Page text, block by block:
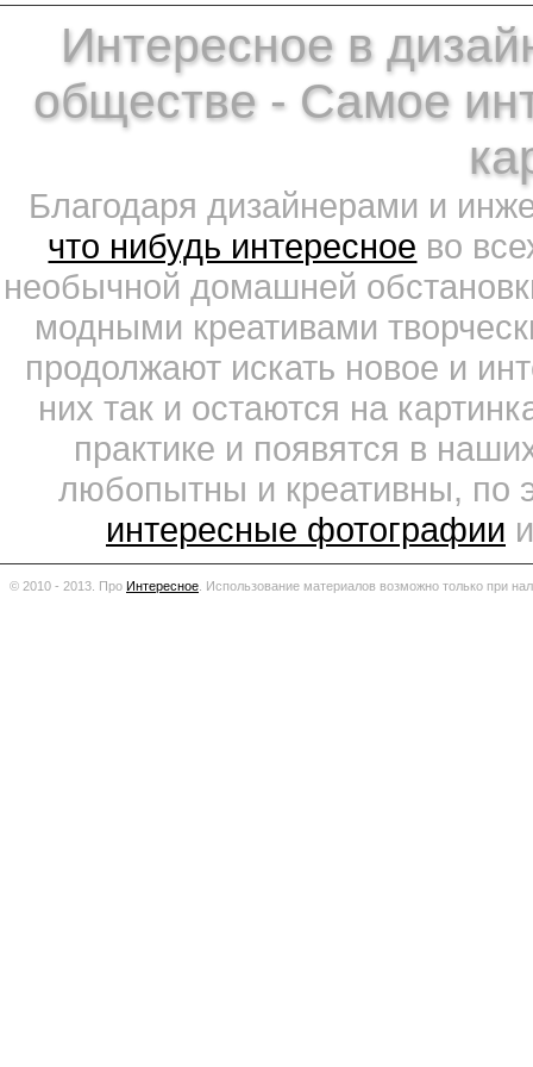
Интересное в
обществе - Самое
Благодаря дизайнерами и
что нибудь интересное во
необычной домашней
модными креативами
продолжают искать новое и
них так и остаются на
практике и появятся в
любопытны и креативны, по
интересные фотографии
© 2010 - 2013. Про Интересное Использование материалов возможно только при